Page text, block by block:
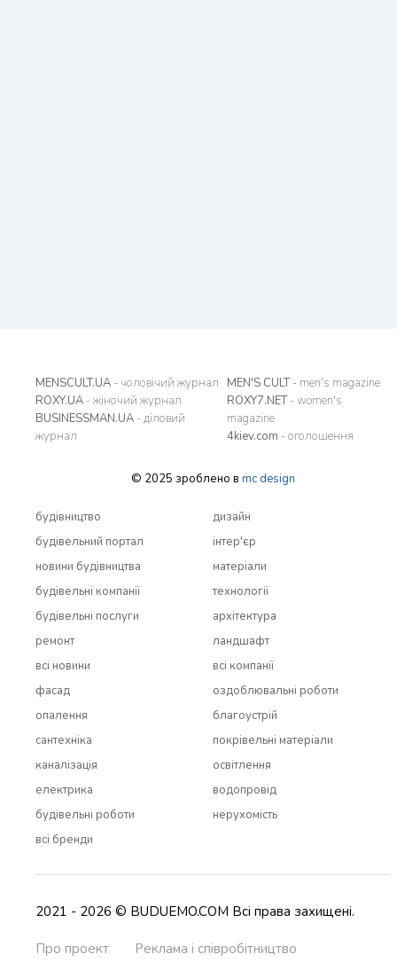
MENSCULT.UA - чоловічий журнал
ROXY.UA - жіночий журнал
BUSINESSMAN.UA - діловий
журнал
MEN'S CULT- men's magazine
ROXY7.NET- women's
magazine
4kiev.com - оголошення
© 2025 зроблено в mc design
будівництво
будівельний портал
новини будівництва
будівельні компанії
будівельні послуги
ремонт
всi новини
дизайн
інтер'єр
матеріали
технології
архітектура
ландшафт
всi компанії
фасад
опалення
сантехніка
каналізація
електрика
будівельні роботи
всi бренди
оздоблювальні роботи
благоустрій
покрівельні матеріали
освітлення
водопровід
нерухомість
2021 - 2026 © BUDUEMO.COM Всі права захищені.
Про проект Реклама і співробітництво